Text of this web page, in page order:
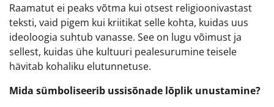
Raamatut ei peaks võtma kui otsest religioonivastast
teksti, vaid pigem kui kriitikat selle kohta, kuidas uus
ideoloogia suhtub vanasse. See on lugu võimust ja
sellest, kuidas ühe kultuuri pealesurumine teisele
hävitab kohaliku elutunnetuse.
Mida sümboliseerib ussisõnade lõplik unustamine?